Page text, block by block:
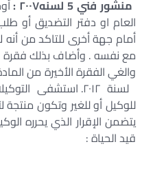
منشور فني 5 لسنه۲۰۰۷ :
العام او دفتر التضديق أو
أمام جهة أخرى للتاكد من
لسنة ۲۰۱۲. استشفى
للوكيل أو للغير وتكون
يتضمن الإقرار الذي يحرره
قيد الحياة :